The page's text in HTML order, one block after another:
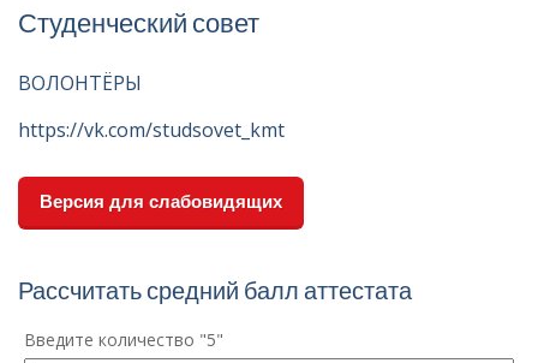
Студенческий совет
ВОЛОНТЁРЫ
https://vk.com/studsovet_kmt
Версия для слабовидящих
Рассчитать средний балл аттестата
Введите количество "5"